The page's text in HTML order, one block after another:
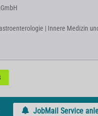
| Innere Medizin
JobMail Service